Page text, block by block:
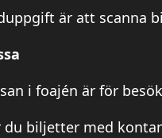
är att scanna
i foajén är för
du biljetter med